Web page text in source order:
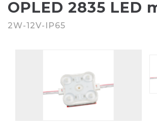
OPLED 2835 LED
2W-12V-IP65